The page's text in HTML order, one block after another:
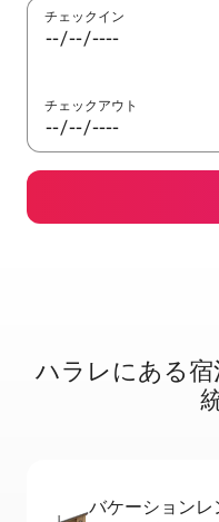
チェックイン
チェックアウト
ハラレに⁠あ⁠る
バケーション